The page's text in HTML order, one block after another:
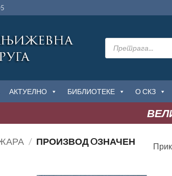
Products
search
АКТУЕЛНО БИБЛИОТЕКЕ О СКЗ
/ ПРОИЗВОД OЗНАЧЕН